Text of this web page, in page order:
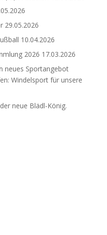
29.05.2026
10.04.2026
2026 17.03.2026
neues Sportangebot
Windelsport für unsere
neue Blädl-König.